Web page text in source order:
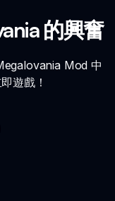
的興奮
Mod 中
遊戲！